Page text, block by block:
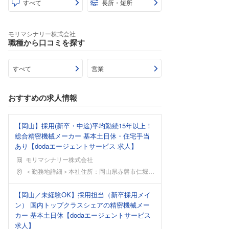
すべて 長所・短所
モリマシナリー株式会社
職種から口コミを探す
すべて 営業
おすすめの求人情報
【岡山】採用(新卒・中途)平均勤続15年以上！
総合精密機械メーカー 基本土日休・住宅手当
あり【dodaエージェントサービス 求人】
モリマシナリー株式会社
勤務地＜勤務地詳細＞本社住所：岡山県赤磐市仁堀東1383
【岡山／未経験OK】採用担当（新卒採用メイ
ン） 国内トップクラスシェアの精密機械メー
カー 基本土日休【dodaエージェントサービス
求人】